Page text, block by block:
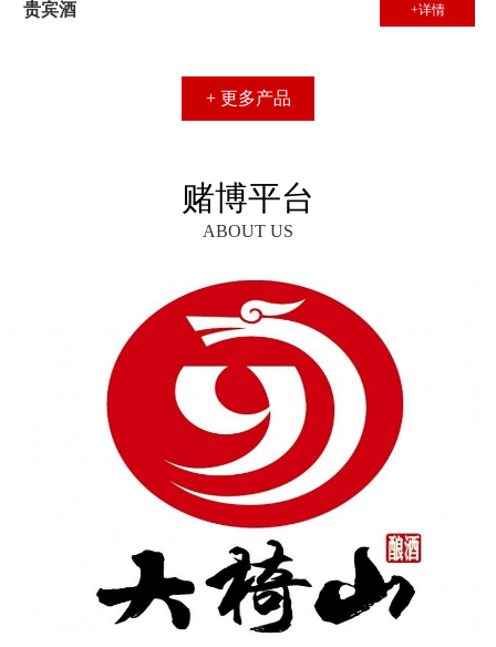
贵宾酒 +详情
+ 更多产品
赌博平台
ABOUT US